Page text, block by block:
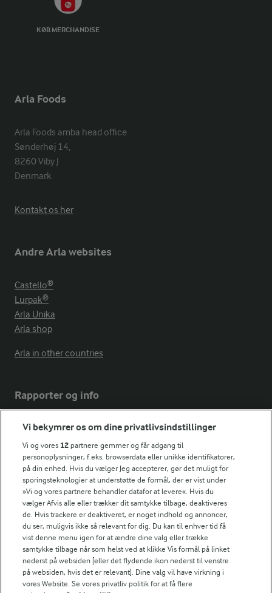
KØB MERCHANDISE
Arla Foods
Arla Foods amba head office
Sønderhøj 14,
8260 Viby J
Denmark
Kontakt os her
Andre Arla websites
Castello®
Lurpak®
Arla Unika
Arla shop
Arla in other countries
Rapporter og info
Årsrapport
FarmAhead™ Check rapport
Andelshaverinfo: Mælkepris
Fødevarestyrelsens smiley-rapporter for Arla Foods
Fødevarestyrelsens smiley-rapporter for Jörd
Fødevarestyrelsens smiley-rapporter for Lurpak PB
Følg
Vi bekymrer os om dine privatlivsindstillinger
Vi og vores 12 partnere gemmer og får adgang til
personoplysninger, f.eks. browserdata eller unikke identifikatorer,
på din enhed. Hvis du vælger Jeg accepterer, gør det muligt for
sporingsteknologier at understøtte de formål, der er vist under
»Vi og vores partnere behandler datafor at levere«. Hvis du
vælger Afvis alle eller trækker dit samtykke tilbage, deaktiveres
de. Hvis trackere er deaktiveret, er noget indhold og annoncer,
du ser, muligvis ikke så relevant for dig. Du kan til enhver tid få
vist denne menu igen for at ændre dine valg eller trække
samtykke tilbage når som helst ved at klikke Vis formål på linket
nederst på websiden [eller det flydende ikon nederst til venstre
på websiden, hvis det er relevant]. Dine valg vil have virkning i
vores Website. Se vores privatliv politik for at få flere